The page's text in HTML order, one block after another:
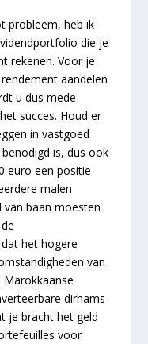
probleem, heb ik
die je
rekenen. Voor je
aandelen
u dus mede
succes. Houd er
in vastgoed
is, dus ook
euro een positie
malen
van baan moesten
het hogere
van
dirhams
je bracht het geld
voor